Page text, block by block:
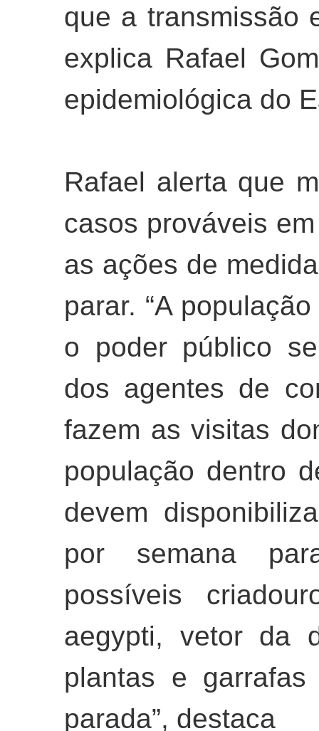
que a transmissão
explica Rafael
epidemiológica do
Rafael alerta que
casos prováveis
as ações de
parar. “A
o poder público
dos agentes de
fazem as visitas
população dentro
devem
por semana
possíveis
aegypti, vetor da
plantas e
parada”, destaca